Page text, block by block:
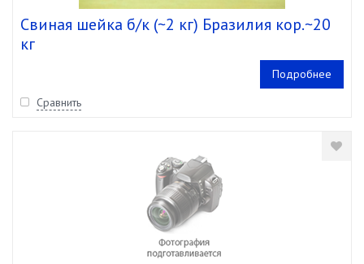
Свиная шейка б/к (~2 кг) Бразилия кор.~20
кг
Подробнее
Сравнить